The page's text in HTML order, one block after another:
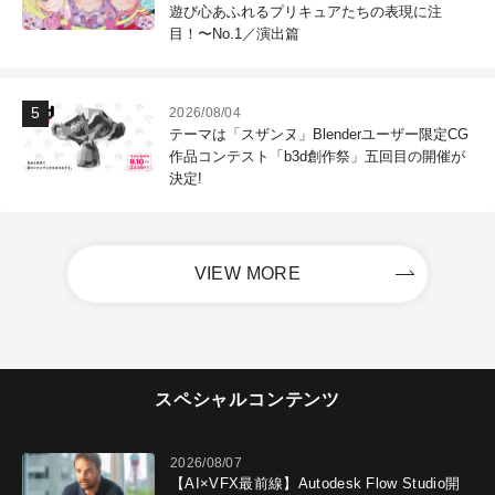
遊び心あふれるプリキュアたちの表現に注
目！〜No.1／演出篇
2026/08/04
テーマは「スザンヌ」Blenderユーザー限定CG
作品コンテスト「b3d創作祭」五回目の開催が
決定!
VIEW MORE
スペシャルコンテンツ
2026/08/07
【AI×VFX最前線】Autodesk Flow Studio開